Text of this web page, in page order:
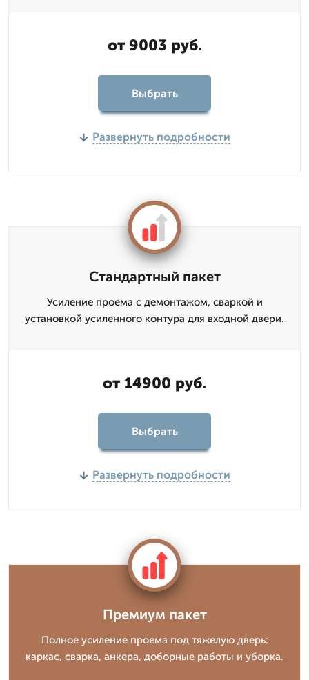
от 9003 руб.
Выбрать
Развернуть подробности
Стандартный пакет
Усиление проема с демонтажом, сваркой и
установкой усиленного контура для входной двери.
от 14900 руб.
Выбрать
Развернуть подробности
Премиум пакет
Полное усиление проема под тяжелую дверь:
каркас, сварка, анкера, доборные работы и уборка.